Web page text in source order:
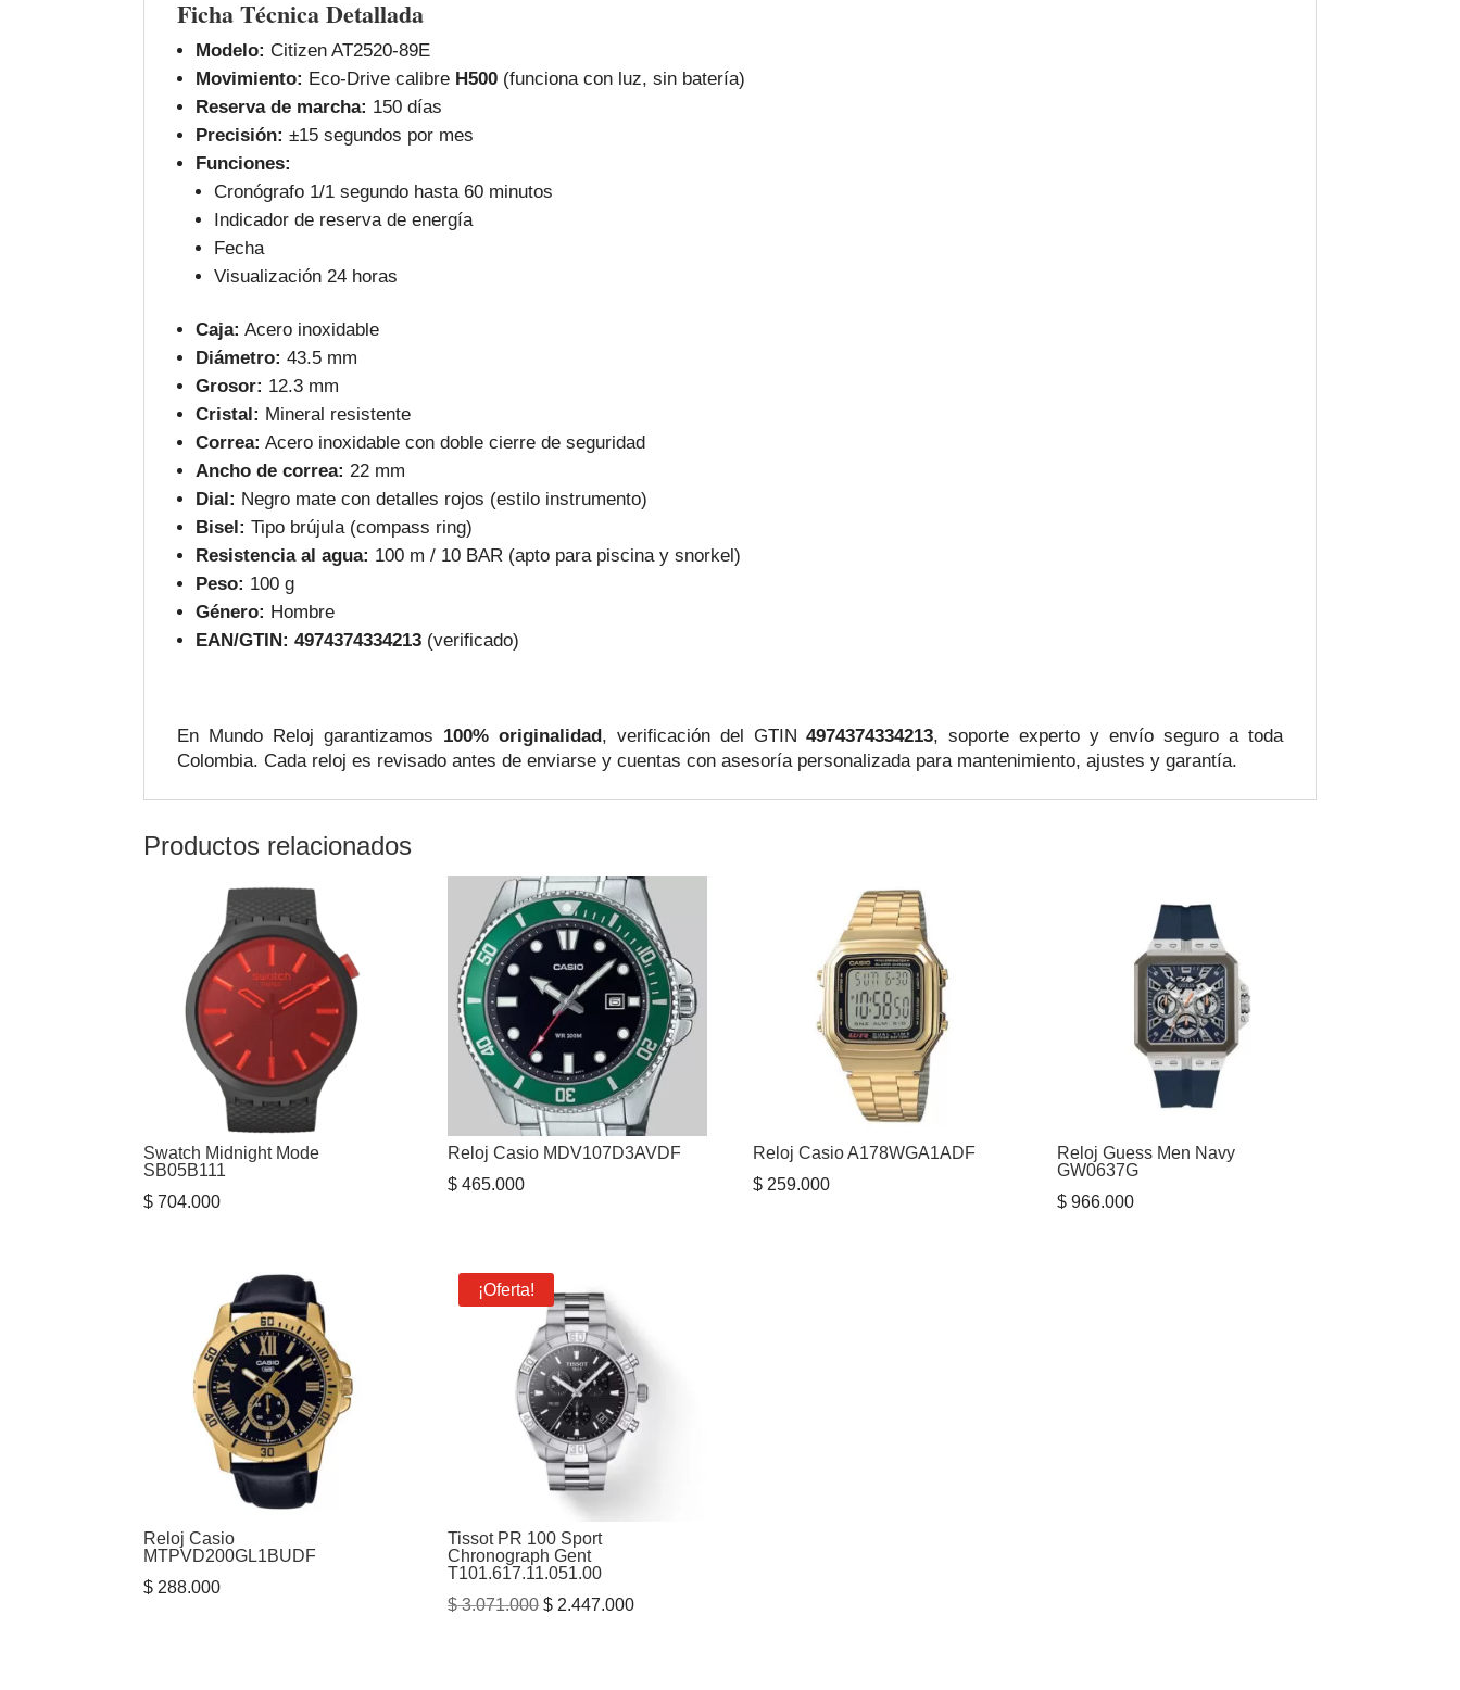
Ficha Técnica Detallada
Modelo: Citizen AT2520‑89E
Movimiento: Eco‑Drive calibre H500 (funciona con luz, sin batería)
Reserva de marcha: 150 días
Precisión: ±15 segundos por mes
Funciones:
Cronógrafo 1/1 segundo hasta 60 minutos
Indicador de reserva de energía
Fecha
Visualización 24 horas
Caja: Acero inoxidable
Diámetro: 43.5 mm
Grosor: 12.3 mm
Cristal: Mineral resistente
Correa: Acero inoxidable con doble cierre de seguridad
Ancho de correa: 22 mm
Dial: Negro mate con detalles rojos (estilo instrumento)
Bisel: Tipo brújula (compass ring)
Resistencia al agua: 100 m / 10 BAR (apto para piscina y snorkel)
Peso: 100 g
Género: Hombre
EAN/GTIN: 4974374334213 (verificado)
En Mundo Reloj garantizamos 100% originalidad, verificación del GTIN4974374334213, soporte experto y envío seguro a toda
Colombia. Cada reloj es revisado antes de enviarse y cuentas con asesoría personalizada para mantenimiento, ajustes y garantía.
Productos relacionados
Swatch Midnight Mode
SB05B111
$ 704.000
Reloj Casio MDV107D3AVDF
$ 465.000
Reloj Casio A178WGA1ADF
$259.000
Reloj Guess Men Navy
GW0637G
$966.000
Reloj Casio
MTPVD200GL1BUDF
$ 288.000
¡Oferta!
Tissot PR 100 Sport
Chronograph Gent
T101.617.11.051.00
$3.071.000 El
$ 2.447.000El